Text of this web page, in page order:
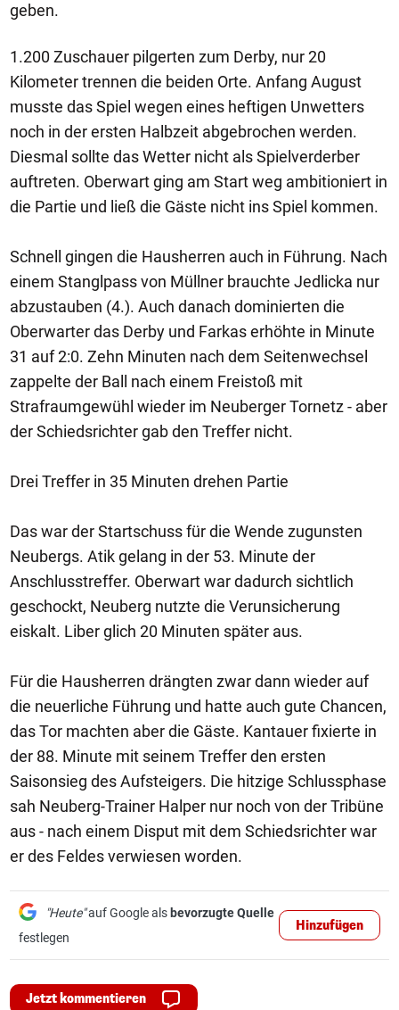
geben.
1.200 Zuschauer pilgerten zum Derby, nur 20
Kilometer trennen die beiden Orte. Anfang August
musste das Spiel wegen eines heftigen Unwetters
noch in der ersten Halbzeit abgebrochen werden.
Diesmal sollte das Wetter nicht als Spielverderber
auftreten. Oberwart ging am Start weg ambitioniert in
die Partie und ließ die Gäste nicht ins Spiel kommen.
Schnell gingen die Hausherren auch in Führung. Nach
einem Stanglpass von Müllner brauchte Jedlicka nur
abzustauben (4.). Auch danach dominierten die
Oberwarter das Derby und Farkas erhöhte in Minute
31 auf 2:0. Zehn Minuten nach dem Seitenwechsel
zappelte der Ball nach einem Freistoß mit
Strafraumgewühl wieder im Neuberger Tornetz - aber
der Schiedsrichter gab den Treffer nicht.
Drei Treffer in 35 Minuten drehen Partie
Das war der Startschuss für die Wende zugunsten
Neubergs. Atik gelang in der 53. Minute der
Anschlusstreffer. Oberwart war dadurch sichtlich
geschockt, Neuberg nutzte die Verunsicherung
eiskalt. Liber glich 20 Minuten später aus.
Für die Hausherren drängten zwar dann wieder auf
die neuerliche Führung und hatte auch gute Chancen,
das Tor machten aber die Gäste. Kantauer fixierte in
der 88. Minute mit seinem Treffer den ersten
Saisonsieg des Aufsteigers. Die hitzige Schlussphase
sah Neuberg-Trainer Halper nur noch von der Tribüne
aus - nach einem Disput mit dem Schiedsrichter war
er des Feldes verwiesen worden.
"Heute"auf Google als bevorzugte Quelle
festlegen
Hinzufügen
Jetzt kommentieren